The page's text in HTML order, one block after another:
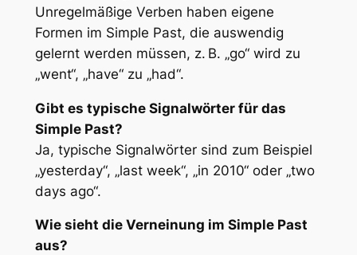
Unregelmäßige Verben haben eigene
Formen im Simple Past, die auswendig
gelernt werden müssen, z. B. „go“ wird zu
„went“, „have“ zu „had“.
Gibt es typische Signalwörter für das
Simple Past?
Ja, typische Signalwörter sind zum Beispiel
„yesterday“, „last week“, „in 2010“ oder „two
days ago“.
Wie sieht die Verneinung im Simple Past
aus?